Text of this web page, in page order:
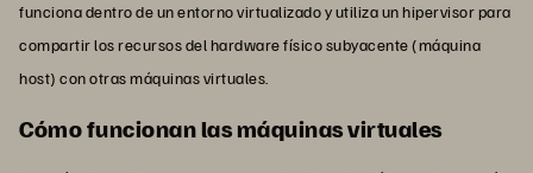
funciona dentro de un entorno virtualizado y utiliza un hipervisor para
compartir los recursos del hardware físico subyacente (máquina
host) con otras máquinas virtuales.
Cómo funcionan las máquinas virtuales